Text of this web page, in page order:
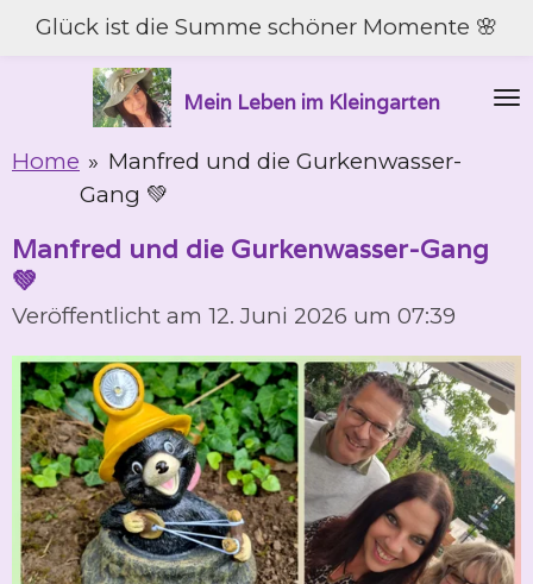
Zum
springen
Mein Leben im Kleingarten
Glück ist die Summe schöner Momente 🌸
Home » Manfred und die Gurkenwasser-
Gang 💚
Manfred und die Gurkenwasser-Gang
💚
Veröffentlicht am 12. Juni 2026 um 07:39